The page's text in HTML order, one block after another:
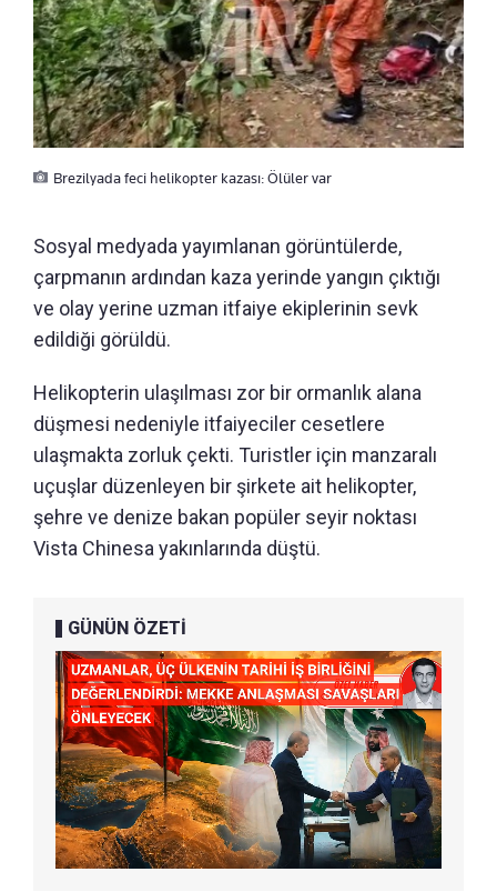
Brezilyada feci helikopter kazası: Ölüler var
Sosyal medyada yayımlanan görüntülerde,
çarpmanın ardından kaza yerinde yangın çıktığı
ve olay yerine uzman itfaiye ekiplerinin sevk
edildiği görüldü.
Helikopterin ulaşılması zor bir ormanlık alana
düşmesi nedeniyle itfaiyeciler cesetlere
ulaşmakta zorluk çekti. Turistler için manzaralı
uçuşlar düzenleyen bir şirkete ait helikopter,
şehre ve denize bakan popüler seyir noktası
Vista Chinesa yakınlarında düştü.
GÜNÜN ÖZETİ